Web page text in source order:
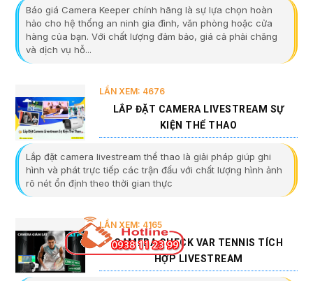
Báo giá Camera Keeper chính hãng là sự lựa chọn hoàn
hảo cho hệ thống an ninh gia đình, văn phòng hoặc cửa
hàng của bạn. Với chất lượng đảm bảo, giá cả phải chăng
và dịch vụ hỗ...
LẦN XEM: 4676
LẮP ĐẶT CAMERA LIVESTREAM SỰ
KIỆN THỂ THAO
Lắp đặt camera livestream thể thao là giải pháp giúp ghi
hình và phát trực tiếp các trận đấu với chất lượng hình ảnh
rõ nét ổn định theo thời gian thực
LẦN XEM: 4165
CAMERA CHECK VAR TENNIS TÍCH
HỢP LIVESTREAM